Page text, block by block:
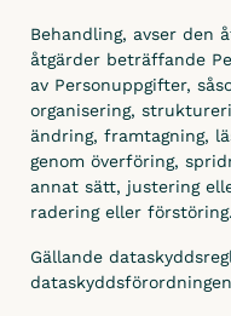
Behandling, avser den
åtgärder beträffande
av Personuppgifter,
organisering,
ändring, framtagning,
genom överföring,
annat sätt, justering
radering eller förstöring.
Gällande